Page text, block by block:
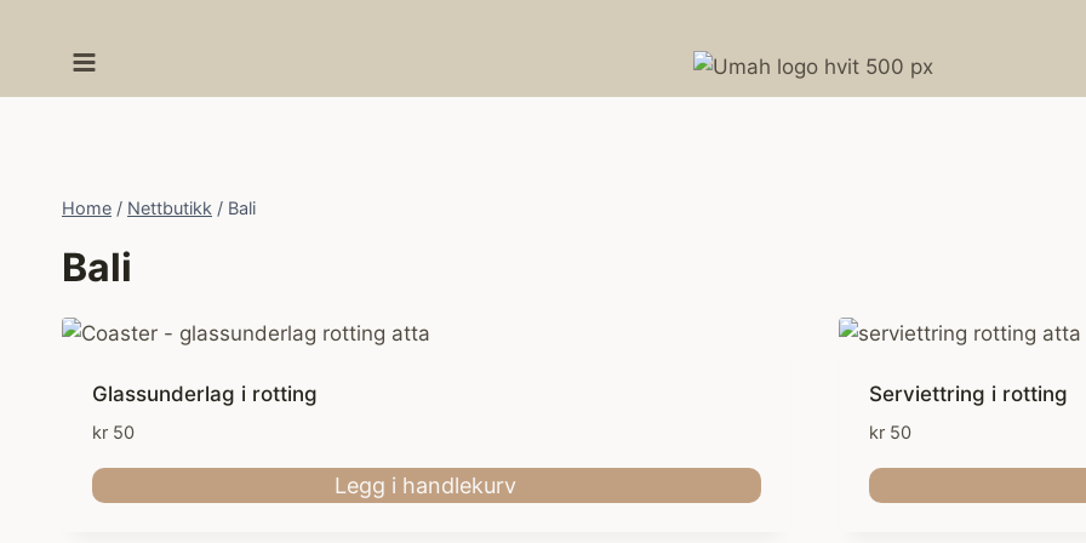
Home / Nettbutikk / Bali
Bali
Glassunderlag i rotting
kr50
Legg i handlekurv
Serviettring i rotting
kr50